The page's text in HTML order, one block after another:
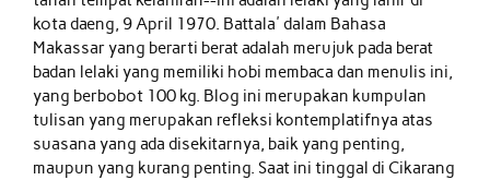
kota daeng, 9 April 1970. Battala' dalam Bahasa
Makassar yang berarti berat adalah merujuk pada berat
badan lelaki yang memiliki hobi membaca dan menulis ini,
yang berbobot 100 kg. Blog ini merupakan kumpulan
tulisan yang merupakan refleksi kontemplatifnya atas
suasana yang ada disekitarnya, baik yang penting,
maupun yang kurang penting. Saat ini tinggal di Cikarang